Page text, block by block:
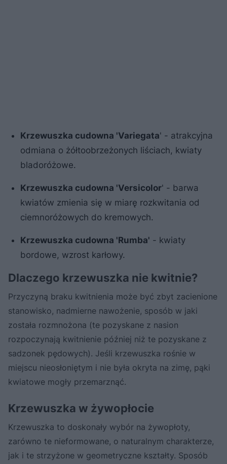
Krzewuszka cudowna 'Variegata' - atrakcyjna
odmiana o żółtoobrzeżonych liściach, kwiaty
bladoróżowe.
Krzewuszka cudowna 'Versicolor' - barwa
kwiatów zmienia się w miarę rozkwitania od
ciemnoróżowych do kremowych.
Krzewuszka cudowna 'Rumba' - kwiaty
bordowe, wzrost karłowy.
Dlaczego krzewuszka nie kwitnie?
Przyczyną braku kwitnienia może być zbyt zacienione
stanowisko, nadmierne nawożenie, sposób w jaki
została rozmnożona (te pozyskane z nasion
rozpoczynają kwitnienie później niż te pozyskane z
sadzonek pędowych). Jeśli krzewuszka rośnie w
miejscu nieosłoniętym i nie była okryta na zimę, pąki
kwiatowe mogły przemarznąć.
Krzewuszka w żywopłocie
Krzewuszka to doskonały wybór na żywopłoty,
zarówno te nieformowane, o naturalnym charakterze,
jak i te strzyżone w geometryczne kształty. Sposób